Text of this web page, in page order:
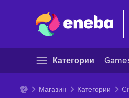
Категории
Магазин Категории